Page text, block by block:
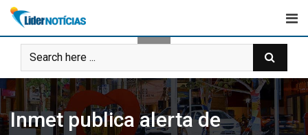
Skip
content
Inmet publica alerta de